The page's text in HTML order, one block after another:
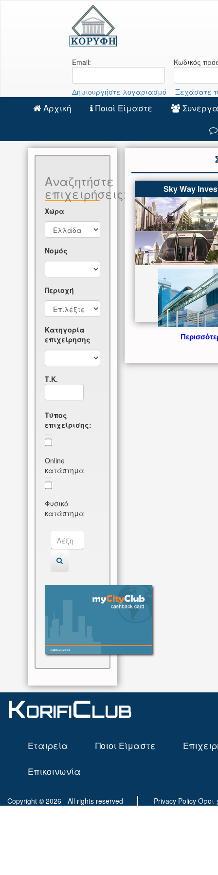
Email: Κωδικός
Δημιουργήστε λογαριασμό Ξεχάσατε
Αρχική Ποιοί Είμαστε
Αναζητήστε
επιχειρήσεις:
Χώρα
Νομός
Περιοχή
Κατηγορία
επιχείρησης
Τ.Κ.
Τύπος
επιχείρισης:
Online
κατάστημα
Φυσικό
κατάστημα
Sky Way
KorifiClub
Εταιρεία Ποιοι Είμαστε
Επικοινωνία
Copyright © 2026 - All rights reserved Privacy Policy Όροι